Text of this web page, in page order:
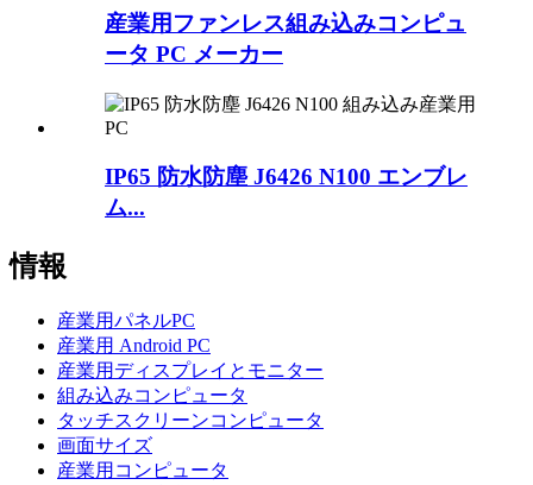
産業用ファンレス組み込みコンピュ
ータ PC メーカー
IP65 防水防塵 J6426 N100 エンブレ
ム...
情報
産業用パネルPC
産業用 Android PC
産業用ディスプレイとモニター
組み込みコンピュータ
タッチスクリーンコンピュータ
画面サイズ
産業用コンピュータ